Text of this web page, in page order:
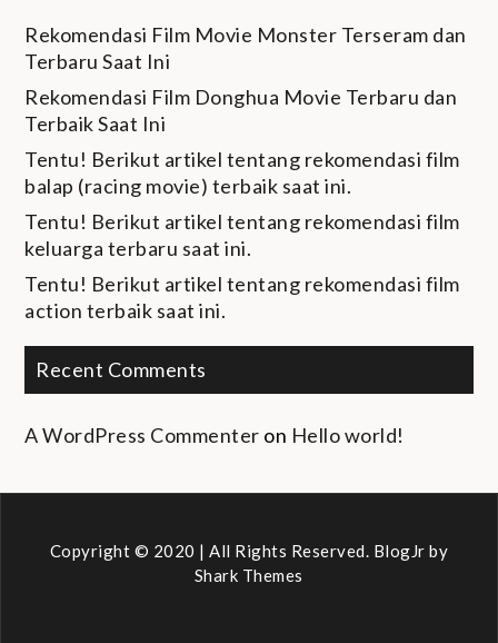
Rekomendasi Film Movie Monster Terseram dan
Terbaru Saat Ini
Rekomendasi Film Donghua Movie Terbaru dan
Terbaik Saat Ini
Tentu! Berikut artikel tentang rekomendasi film
balap (racing movie) terbaik saat ini.
Tentu! Berikut artikel tentang rekomendasi film
keluarga terbaru saat ini.
Tentu! Berikut artikel tentang rekomendasi film
action terbaik saat ini.
Recent Comments
A WordPress Commenter on Hello world!
Copyright © 2020 | All Rights Reserved. BlogJr by
Shark Themes